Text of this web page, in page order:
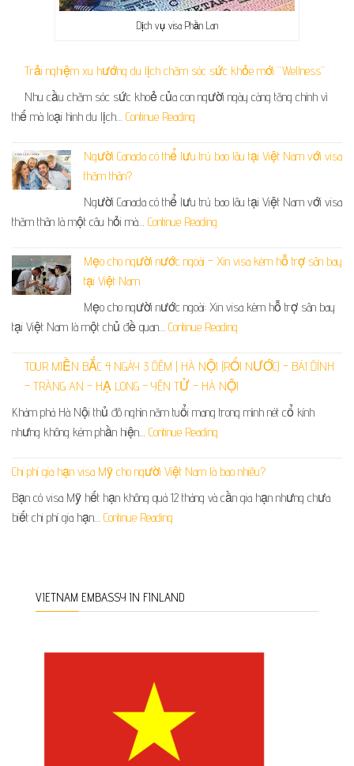
Dịch vụ visa Phần Lan
Trải nghiệm xu hướng du lịch chăm sóc sức khỏe mới “Wellness”
Nhu cầu chăm sóc sức khoẻ của con người ngày càng tăng chính vì
thế mà loại hình du lịch… Continue Reading
Người Canada có thể lưu trú bao lâu tại Việt Nam với visa
thăm thân?
Người Canada có thể lưu trú bao lâu tại Việt Nam với visa
thăm thân là một câu hỏi mà… Continue Reading
Mẹo cho người nước ngoài – Xin visa kèm hỗ trợ sân bay
tại Việt Nam
Mẹo cho người nước ngoài: Xin visa kèm hỗ trợ sân bay
tại Việt Nam là một chủ đề quan… Continue Reading
TOUR MIỀN BẮC 4 NGÀY 3 ĐÊM | HÀ NỘI (RỐI NƯỚC) – BÁI ĐÍNH
– TRÀNG AN – HẠ LONG – YÊN TỬ – HÀ NỘI
Khám phá Hà Nội thủ đô nghìn năm tuổi mang trong mình nét cổ kính
nhưng không kém phần hiện… Continue Reading
Chi phí gia hạn visa Mỹ cho người Việt Nam là bao nhiêu?
Bạn có visa Mỹ hết hạn không quá 12 tháng và cần gia hạn nhưng chưa
biết chi phí gia hạn… Continue Reading
VIETNAM EMBASSY IN FINLAND